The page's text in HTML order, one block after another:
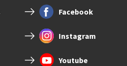
Facebook
Instagram
Youtube